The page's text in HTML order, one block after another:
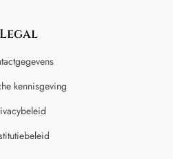
Legal
kennisgeving